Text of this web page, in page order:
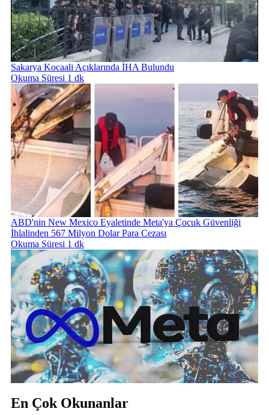
Sakarya Kocaali Açıklarında İHA Bulundu
Okuma Süresi 1 dk
ABD'nin New Mexico Eyaletinde Meta'ya Çocuk Güvenliği
İhlalinden 567 Milyon Dolar Para Cezası
Okuma Süresi 1 dk
En Çok Okunanlar